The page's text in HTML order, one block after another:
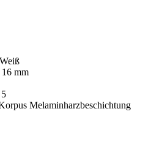
Weiß
16 mm
5
Melaminharzbeschichtung